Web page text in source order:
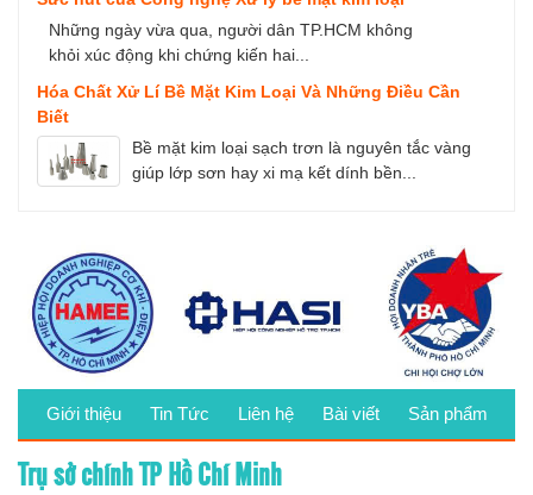
Những ngày vừa qua, người dân TP.HCM không
khỏi xúc động khi chứng kiến hai...
Hóa Chất Xử Lí Bề Mặt Kim Loại Và Những Điều Cần
Biết
Bề mặt kim loại sạch trơn là nguyên tắc vàng
giúp lớp sơn hay xi mạ kết dính bền...
Giới thiệu Tin Tức Liên hệ Bài viết Sản phẩm
Trụ sở chính TP Hồ Chí Minh